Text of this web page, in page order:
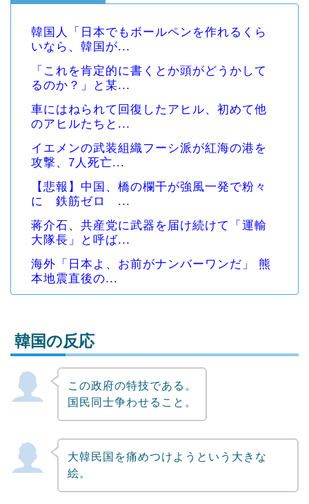
韓国人「日本でもボールペンを作れるくら
いなら、韓国が...
「これを肯定的に書くとか頭がどうかして
るのか？」と某...
車にはねられて回復したアヒル、初めて他
のアヒルたちと...
イエメンの武装組織フーシ派が紅海の港を
攻撃、7人死亡...
【悲報】中国、橋の欄干が強風一発で粉々
に 鉄筋ゼロ ...
蒋介石、共産党に武器を届け続けて「運輸
大隊長」と呼ば...
海外「日本よ、お前がナンバーワンだ」 熊
本地震直後の...
Powered by livedoor 相互RSS
韓国の反応
この政府の特技である。
国民同士争わせること。
大韓民国を痛めつけようという大きな
絵。